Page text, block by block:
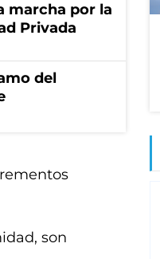
marcha por la
Privada
del
son